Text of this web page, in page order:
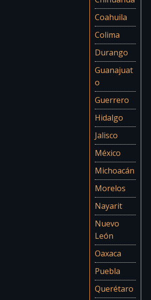
Coahuila
Colima
Durango
Guanajuat
o
Guerrero
Hidalgo
Jalisco
México
Michoacán
Morelos
Nayarit
Nuevo
León
Oaxaca
Puebla
Querétaro